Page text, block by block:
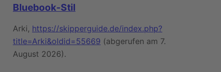
Bluebook-Stil
Arki, https://skipperguide.de/index.php?
title=Arki&oldid=55669 (abgerufen am 7.
August 2026).